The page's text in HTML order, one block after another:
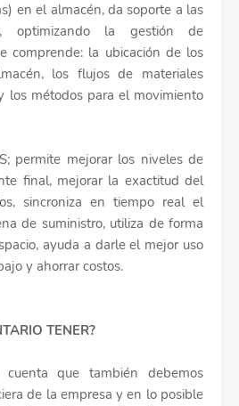
en el almacén, da soporte a las
optimizando la gestión de
comprende: la ubicación de los
los flujos de materiales
los métodos para el movimiento
permite mejorar los niveles de
final, mejorar la exactitud del
sincroniza en tiempo real el
de suministro, utiliza de forma
ayuda a darle el mejor uso
y ahorrar costos.
TENER?
que también debemos
de la empresa y en lo posible